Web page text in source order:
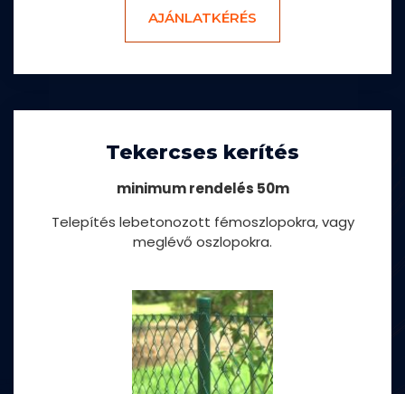
AJÁNLATKÉRÉS
Tekercses kerítés
minimum rendelés 50m
Telepítés lebetonozott fémoszlopokra, vagy
meglévő oszlopokra.